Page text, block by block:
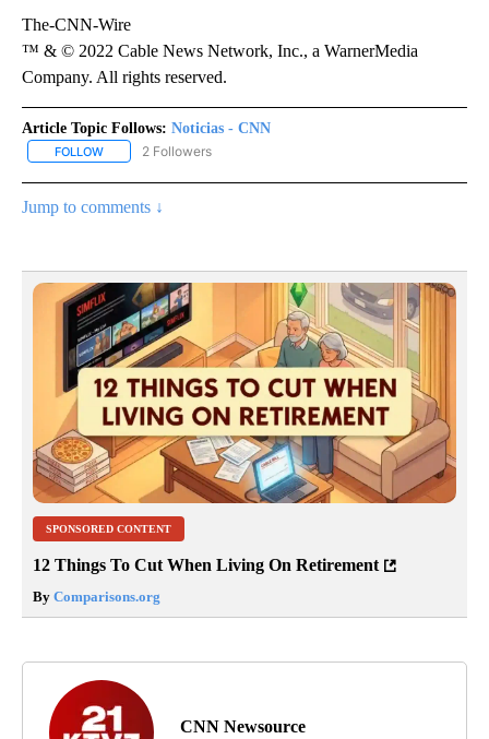
The-CNN-Wire
™ & © 2022 Cable News Network, Inc., a WarnerMedia
Company. All rights reserved.
Article Topic Follows: Noticias - CNN
FOLLOW FOLLOW "NOTICIAS - CNN" TO RECEIVE NOTIFICATIONS ABOUT
2 Followers
Jump to comments ↓
SPONSORED CONTENT
12 Things To Cut When Living On Retirement
By Comparisons.org
CNN Newsource